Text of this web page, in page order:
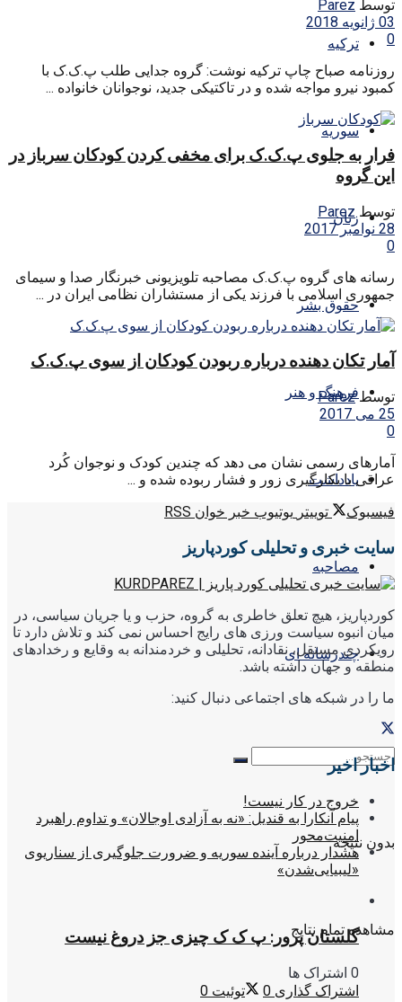
ترکیه
سوریه
زنان
حقوق بشر
فرهنگ و هنر
یادداشت
مصاحبه
چندرسانه ای
بدون نتیجه
مشاهده تمام نتایج
توسط Parez
03 ژانویه 2018
0
روزنامه صباح چاپ ترکیه نوشت: گروه جدایی طلب پ.ک.ک با
کمبود نیرو مواجه شده و در تاکتیکی جدید، نوجوانان خانواده ...
فرار به جلوی پ.ک.ک برای مخفی کردن کودکان سرباز در
این گروه
توسط Parez
28 نوامبر 2017
0
رسانه های گروه پ.ک.ک مصاحبه تلویزیونی خبرنگار صدا و سیمای
جمهوری اسلامی با فرزند یکی از مستشاران نظامی ایران در ...
آمار تکان دهنده درباره ربودن کودکان از سوی پ.ک.ک
توسط Parez
25 می 2017
0
آمارهای رسمی نشان می دهد که چندین کودک و نوجوان کُرد
عراقی با بکارگیری زور و فشار ربوده شده و ...
فیسبوک
توییتر یوتیوب خبر خوان RSS
سایت خبری و تحلیلی کوردپاریز
کوردپاریز، هیچ تعلق خاطری به گروه، حزب و یا جریان سیاسی، در
میان انبوه سیاست ورزی های رایج احساس نمی کند و تلاش دارد تا
رویکردی مستقل، نقادانه، تحلیلی و خردمندانه به وقایع و رخدادهای
منطقه و جهان داشته باشد.
ما را در شبکه های اجتماعی دنبال کنید:
اخبار اخیر
خروج در کار نیست!
پیام آنکارا به قندیل: «نه به آزادی اوجالان» و تداوم راهبرد
امنیت‌محور
هشدار درباره آینده سوریه و ضرورت جلوگیری از سناریوی
«لیبیایی‌شدن»
گلستان پرور: پ ک ک چیزی جز دروغ نیست
0 اشتراک ها
اشتراک گذاری 0 توئیت 0